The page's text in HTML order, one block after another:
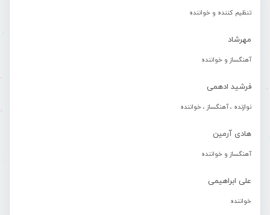
تنظیم کننده و خواننده
مهرشاد
آهنگساز و خواننده
فرشید ادهمی
نوازنده ، آهنگساز ، خواننده
هادی آرمین
آهنگساز و خواننده
علی ابراهیمی
خواننده